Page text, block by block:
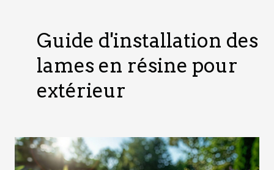
Guide d'installation des
lames en résine pour
extérieur